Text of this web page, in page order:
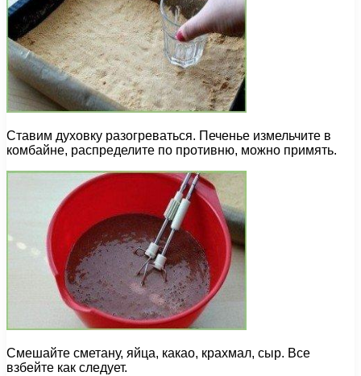
Ставим духовку разогреваться. Печенье измельчите в
комбайне, распределите по противню, можно примять.
Смешайте сметану, яйца, какао, крахмал, сыр. Все
взбейте как следует.